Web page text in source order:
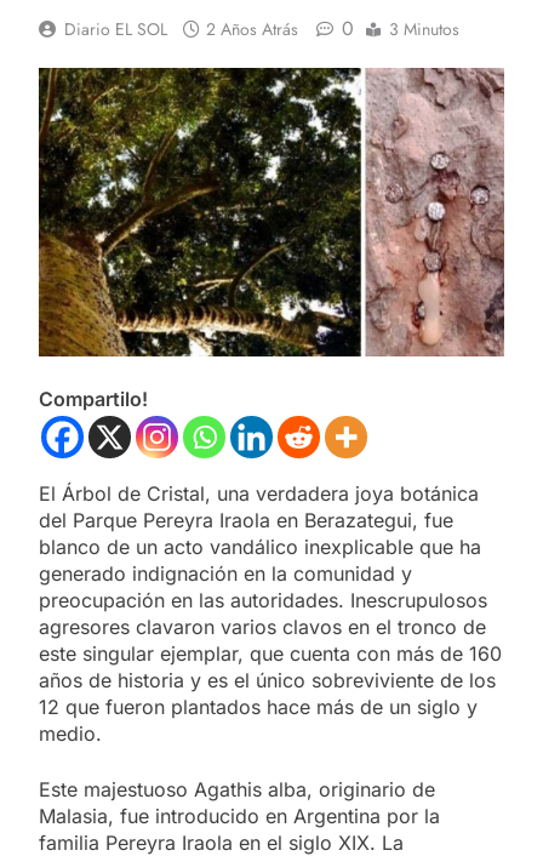
Diario EL SOL 2 Años Atrás 0 3 Minutos
Compartilo!
El Árbol de Cristal, una verdadera joya botánica
del Parque Pereyra Iraola en Berazategui, fue
blanco de un acto vandálico inexplicable que ha
generado indignación en la comunidad y
preocupación en las autoridades. Inescrupulosos
agresores clavaron varios clavos en el tronco de
este singular ejemplar, que cuenta con más de 160
años de historia y es el único sobreviviente de los
12 que fueron plantados hace más de un siglo y
medio.
Este majestuoso Agathis alba, originario de
Malasia, fue introducido en Argentina por la
familia Pereyra Iraola en el siglo XIX. La